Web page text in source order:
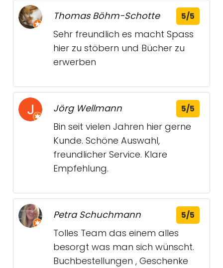
Thomas Böhm-Schotte 5/5
Sehr freundlich es macht Spass
hier zu stöbern und Bücher zu
erwerben
Jörg Wellmann 5/5
Bin seit vielen Jahren hier gerne
Kunde. Schöne Auswahl,
freundlicher Service. Klare
Empfehlung.
Petra Schuchmann 5/5
Tolles Team das einem alles
besorgt was man sich wünscht.
Buchbestellungen , Geschenke